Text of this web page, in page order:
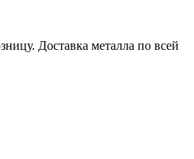
Доставка металла по всей